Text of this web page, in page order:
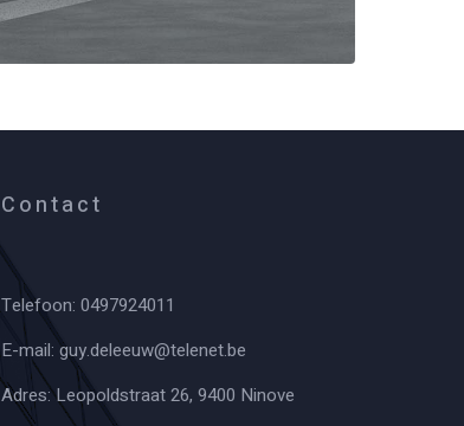
Contact
Telefoon:0497924011
E-mail:guy.deleeuw@telenet.be
Adres: Leopoldstraat 26, 9400 Ninove